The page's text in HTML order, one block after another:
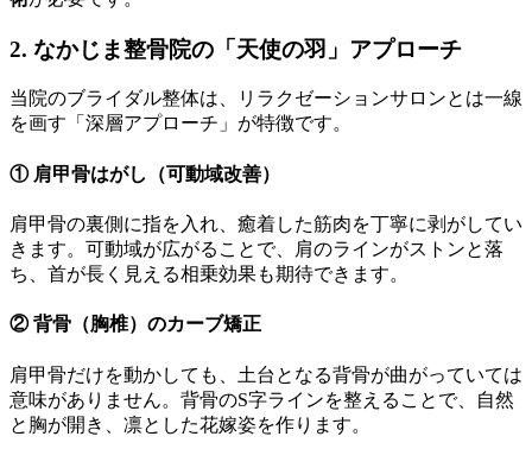
2. なかじま整骨院の「天使の羽」アプローチ
当院のブライダル整体は、リラクゼーションサロンとは一線
を画す「深層アプローチ」が特徴です。
① 肩甲骨はがし（可動域改善）
肩甲骨の裏側に指を入れ、癒着した筋肉を丁寧に剥がしてい
きます。可動域が広がることで、肩のラインがストンと落
ち、首が長く見える相乗効果も期待できます。
② 背骨（胸椎）のカーブ矯正
肩甲骨だけを動かしても、土台となる背骨が曲がっていては
意味がありません。背骨のS字ラインを整えることで、自然
と胸が開き、凛とした花嫁姿を作ります。